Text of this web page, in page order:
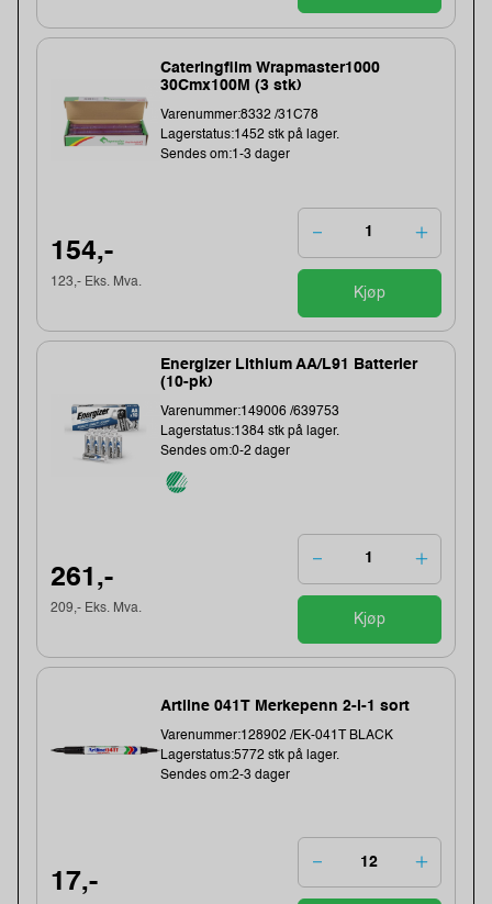
Cateringfilm Wrapmaster1000
30Cmx100M (3 stk)
Varenummer:8332 /31C78
Lagerstatus:1452 stk på lager.
Sendes om:1-3 dager
154,-
123,- Eks. Mva.
Kjøp
Energizer Lithium AA/L91 Batterier
(10-pk)
Varenummer:149006 /639753
Lagerstatus:1384 stk på lager.
Sendes om:0-2 dager
261,-
209,- Eks. Mva.
Kjøp
Artline 041T Merkepenn 2-i-1 sort
Varenummer:128902 /EK-041T BLACK
Lagerstatus:5772 stk på lager.
Sendes om:2-3 dager
17,-